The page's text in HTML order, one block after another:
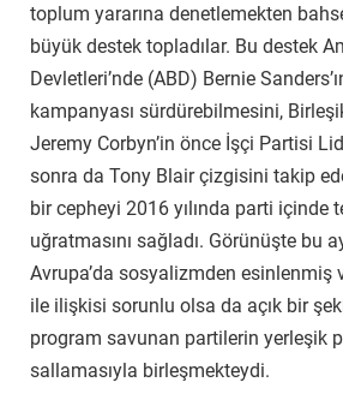
toplum yararına denetlemekten
büyük destek topladılar. Bu destek
Devletleri’nde (ABD) Bernie
kampanyası sürdürebilmesini,
Jeremy Corbyn’in önce İşçi Partisi
sonra da Tony Blair çizgisini takip
bir cepheyi 2016 yılında parti içinde
uğratmasını sağladı. Görünüşte bu
Avrupa’da sosyalizmden esinlenmiş
ile ilişkisi sorunlu olsa da açık bir
program savunan partilerin yerleşik
sallamasıyla birleşmekteydi.